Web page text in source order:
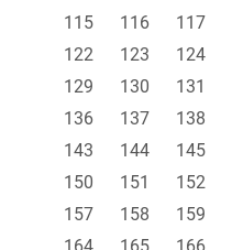
115
116 117
122
123 124
129
130 131
136
137 138
143
144 145
150
151 152
157
158 159